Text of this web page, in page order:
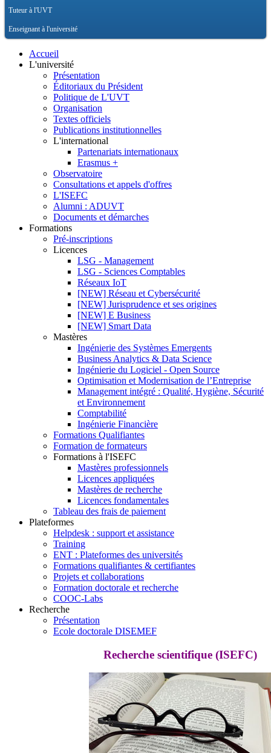
Tuteur à l'UVT
Enseignant à l'université
Accueil
L'université
Présentation
Éditoriaux du Président
Politique de L'UVT
Organisation
Textes officiels
Publications institutionnelles
L'international
Partenariats internationaux
Erasmus +
Observatoire
Consultations et appels d'offres
L'ISEFC
Alumni : ADUVT
Documents et démarches
Formations
Pré-inscriptions
Licences
LSG - Management
LSG - Sciences Comptables
Réseaux IoT
[NEW] Réseau et Cybersécurité
[NEW] Jurisprudence et ses origines
[NEW] E Business
[NEW] Smart Data
Mastères
Ingénierie des Systèmes Emergents
Business Analytics & Data Science
Ingénierie du Logiciel - Open Source
Optimisation et Modernisation de l’Entreprise
Management intégré : Qualité, Hygiène, Sécurité
et Environnement
Comptabilité
Ingénierie Financière
Formations Qualifiantes
Formation de formateurs
Formations à l'ISEFC
Mastères professionnels
Licences appliquées
Mastères de recherche
Licences fondamentales
Tableau des frais de paiement
Plateformes
Helpdesk : support et assistance
Training
ENT : Plateformes des universités
Formations qualifiantes & certifiantes
Projets et collaborations
Formation doctorale et recherche
COOC-Labs
Recherche
Présentation
Ecole doctorale DISEMEF
Recherche scientifique (ISEFC)